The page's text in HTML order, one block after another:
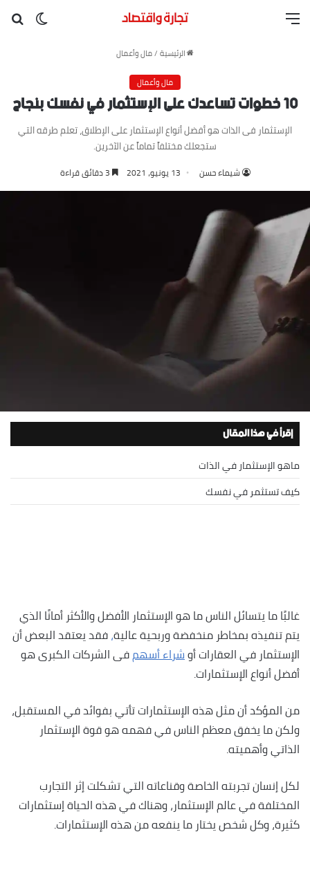
القائمة
الرئيسية /مال وأعمال
مال وأعمال
١٠ خطوات تساعدك على الإستثمار في نفسك بنجاح
الإستثمار فى الذات هو أفضل أنواع الإستثمار على الإطلاق، تعلم طرقه التي
ستجعلك مختلفاً تماماً عن الآخرين.
شيماء حسن 13 يونيو، 2021
إقرأ في هذا المقال
ماهو الإستثمار في الذات
كيف تستثمر في نفسك
غالبًا ما يتسائل الناس ما هو الإستثمار الأفضل والأكثر أمانًا الذي
يتم تنفيذه بمخاطر منخفضة وربحية عالية،فقد يعتقد البعض أن
الإستثمار في العقارات أوشراء أسهمفى الشركات الكبرى هو
أفضل أنواع الإستثمارات.
من المؤكد أن مثل هذه الإستثمارات تأتي بفوائد في المستقبل،
ولكن ما يخفق معظم الناس في فهمه هو قوة الإستثمار
الذاتي وأهميته.
لكل إنسان تجربته الخاصة وقناعاته التي تشكلت إثر التجارب
المختلفة في عالم الإستثمار، وهناك في هذه الحياة إستثمارات
كثيرة، وكل شخص يختار ما ينفعه من هذه الإستثمارات.